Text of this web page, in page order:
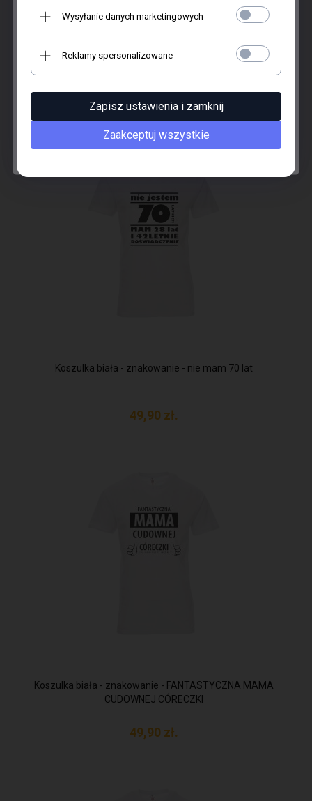
Koszulka biała - znakowanie - nie mam 50 lat
Koszulka biała - znakowanie - nie mam 70 lat
49,90 zł.
Koszulka biała - znakowanie - FANTASTYCZNA MAMA
CUDOWNEJ CÓRECZKI
49,90 zł.
Wysyłanie danych marketingowych
Reklamy spersonalizowane
Zapisz ustawienia i zamknij
Zaakceptuj wszystkie
Tak! Zapisz się do newslettera!
Odbierz 12% Rabatu
Nie chcę kupować taniej.